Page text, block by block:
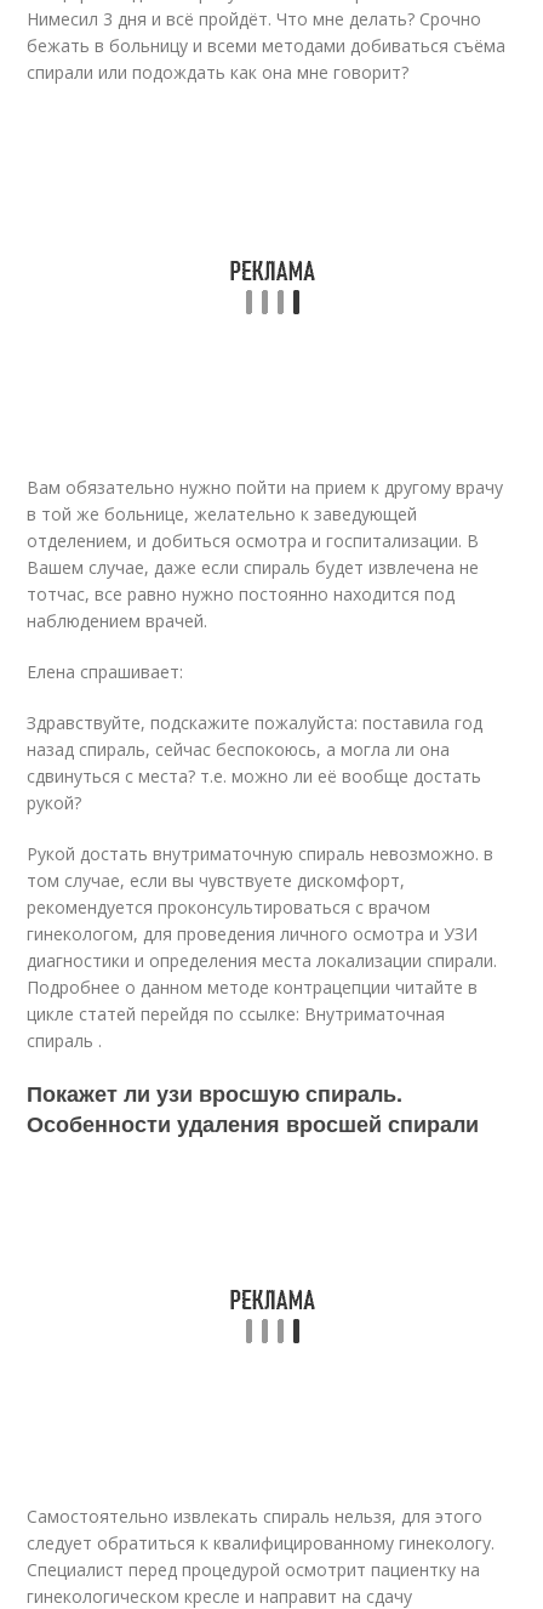
Нимесил 3 дня и всё пройдёт. Что мне делать? Срочно
бежать в больницу и всеми методами добиваться съёма
спирали или подождать как она мне говорит?
Вам обязательно нужно пойти на прием к другому врачу
в той же больнице, желательно к заведующей
отделением, и добиться осмотра и госпитализации. В
Вашем случае, даже если спираль будет извлечена не
тотчас, все равно нужно постоянно находится под
наблюдением врачей.
Елена спрашивает:
Здравствуйте, подскажите пожалуйста: поставила год
назад спираль, сейчас беспокоюсь, а могла ли она
сдвинуться с места? т.е. можно ли её вообще достать
рукой?
Рукой достать внутриматочную спираль невозможно. в
том случае, если вы чувствуете дискомфорт,
рекомендуется проконсультироваться с врачом
гинекологом, для проведения личного осмотра и УЗИ
диагностики и определения места локализации спирали.
Подробнее о данном методе контрацепции читайте в
цикле статей перейдя по ссылке: Внутриматочная
спираль .
Покажет ли узи вросшую спираль.
Особенности удаления вросшей спирали
Самостоятельно извлекать спираль нельзя, для этого
следует обратиться к квалифицированному гинекологу.
Специалист перед процедурой осмотрит пациентку на
гинекологическом кресле и направит на сдачу